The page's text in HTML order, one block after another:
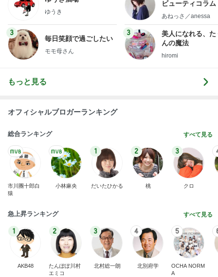
ゆうき
3
毎日笑顔で過ごしたい
モモ母さん
ビューティコラ
little
あねっさ／anessa
3
美人になれる、た
んの魔法
hiromi
もっと見る
オフィシャルブロガーランキング
総合ランキング すべて見る
市川團十郎白
猿
小林麻央
1
だいたひかる
2
桃
3
クロ
急上昇ランキング すべて見る
1
AKB48
2
たんぽぽ川村
エミコ
3
北村総一朗
4
北別府学
5
OCHA NORM
A